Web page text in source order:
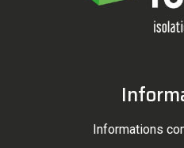
Informations